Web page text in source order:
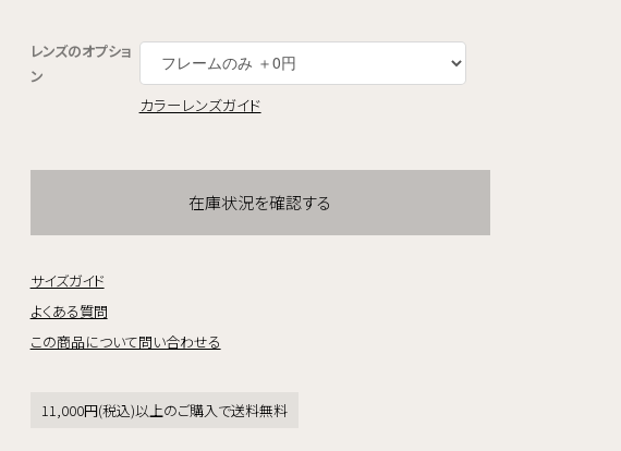
レンズのオプショ
ン
カラーレンズガイド
在庫状況を確認する
サイズガイド
よくある質問
この商品について問い合わせる
11,000円(税込)以上のご購入で送料無料